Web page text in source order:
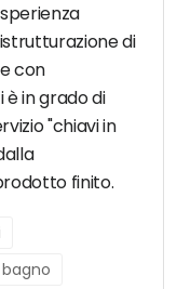
di
con
in grado di
"chiavi in
finito.